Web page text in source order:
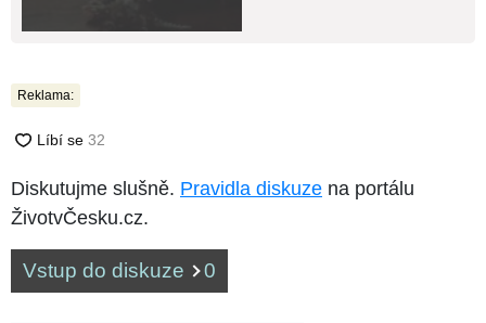
Reklama:
Diskutujme slušně. Pravidla diskuze na portálu
ŽivotvČesku.cz.
Vstup do diskuze 0